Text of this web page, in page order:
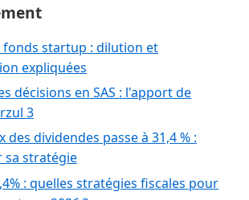
fonds startup : dilution et
expliquées
décisions en SAS : l'apport de
3
des dividendes passe à 31,4 % :
sa stratégie
: quelles stratégies fiscales pour